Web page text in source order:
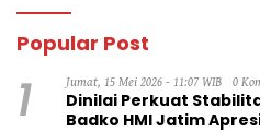
Popular Post
1 Jumat, 15 Mei 2026 - 11:07 WIB 0
Dinilai Perkuat
Badko HMI Jatim